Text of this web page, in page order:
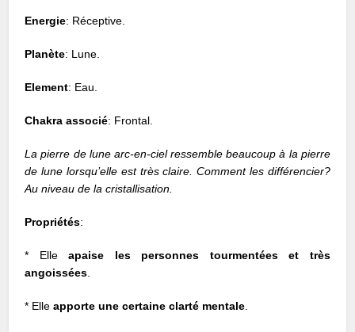
Energie: Réceptive.
Planète: Lune.
Element: Eau.
Chakra associé: Frontal.
La pierre de lune arc-en-ciel ressemble beaucoup à la pierre
de lune lorsqu’elle est très claire. Comment les différencier?
Au niveau de la cristallisation.
Propriétés:
* Elleapaise les personnes tourmentées et très
angoissées
* Elleapporte une certaine clarté mentale